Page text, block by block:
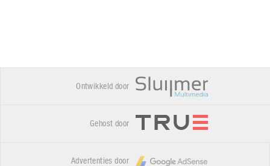
Ontwikkeld door
Gehost door
Advertenties door